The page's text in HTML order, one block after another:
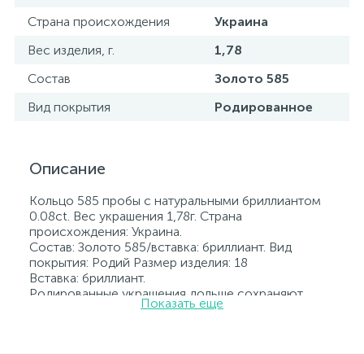
Страна происхождения
Украина
Вес изделия, г.
1,78
Состав
Золото 585
Вид покрытия
Родированное
Описание
Кольцо 585 пробы с натуральными бриллиантом
0.08ct. Вес украшения 1,78г. Страна
происхождения: Украина.
Состав: Золото 585/вставка: бриллиант. Вид
покрытия: Родий Размер изделия: 18
Вставка: бриллиант.
Родированные украшения дольше сохраняют
свое первоначальное состояние, а именно цвет и
Показать еще